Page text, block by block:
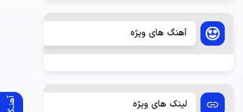
آهنگ های ویژه
لینک های ویژه